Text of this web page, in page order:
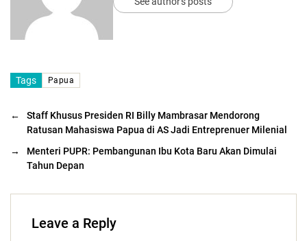
Tags Papua
←
Staff Khusus Presiden RI Billy Mambrasar Mendorong
Ratusan Mahasiswa Papua di AS Jadi Entreprenuer Milenial
→
Menteri PUPR: Pembangunan Ibu Kota Baru Akan Dimulai
Tahun Depan
Leave a Reply